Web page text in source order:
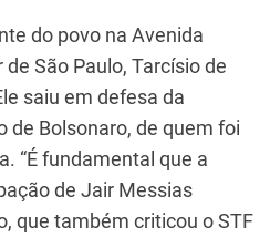
do povo na Avenida
São Paulo, Tarcísio de
saiu em defesa da
de Bolsonaro, de quem foi
“É fundamental que a
de Jair Messias
que também criticou o STF